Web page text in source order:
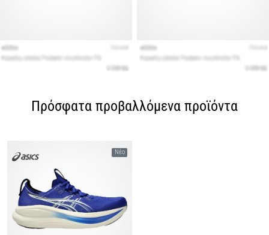
Πρόσφατα προβαλλόμενα προϊόντα
Νέο